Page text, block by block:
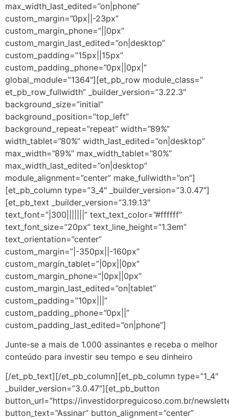
max_width_last_edited=”on|phone”
custom_margin=”0px||-23px”
custom_margin_phone=”||0px”
custom_margin_last_edited=”on|desktop”
custom_padding=”15px||15px”
custom_padding_phone=”0px||0px|”
global_module=”1364″][et_pb_row module_class=”
et_pb_row_fullwidth” _builder_version=”3.22.3″
background_size=”initial”
background_position=”top_left”
background_repeat=”repeat” width=”89%”
width_tablet=”80%” width_last_edited=”on|desktop”
max_width=”89%” max_width_tablet=”80%”
max_width_last_edited=”on|desktop”
module_alignment=”center” make_fullwidth=”on”]
[et_pb_column type=”3_4″ _builder_version=”3.0.47″]
[et_pb_text _builder_version=”3.19.13″
text_font=”|300|||||||” text_text_color=”#ffffff”
text_font_size=”20px” text_line_height=”1.3em”
text_orientation=”center”
custom_margin=”|-350px||-160px”
custom_margin_tablet=”|0px||0px”
custom_margin_phone=”|0px||0px”
custom_margin_last_edited=”on|tablet”
custom_padding=”10px|||”
custom_padding_phone=”0px||”
custom_padding_last_edited=”on|phone”]
Junte-se a mais de 1.000 assinantes e receba o melhor
conteúdo para investir seu tempo e seu dinheiro
[/et_pb_text][/et_pb_column][et_pb_column type=”1_4″
_builder_version=”3.0.47″][et_pb_button
button_url=”https://investidorpreguicoso.com.br/
button_text=”Assinar” button_alignment=”center”